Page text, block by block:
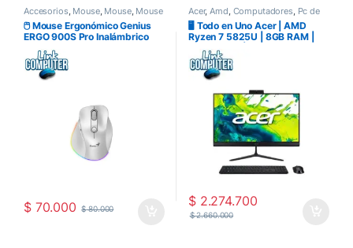
Accesorios, Mouse, Mouse, Mouse
Inalambrico
🖱️ Mouse Ergonómico Genius
ERGO 900S Pro Inalámbrico
$70.000 $80.000
Acer,Amd, Computadores, Pc de
mesa , Todo en uno
🖥️ Todo en Uno Acer | AMD
Ryzen 7 5825U | 8GB RAM |
SSD 512GB | Pantalla 23.8″
FHD | Teclado y Mouse
Inalámbrico | Windows
Instalado
$2.274.700
$2.660.000